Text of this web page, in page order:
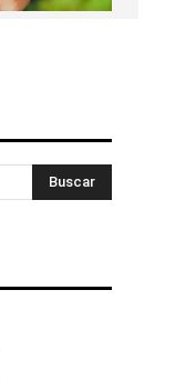
Buscar